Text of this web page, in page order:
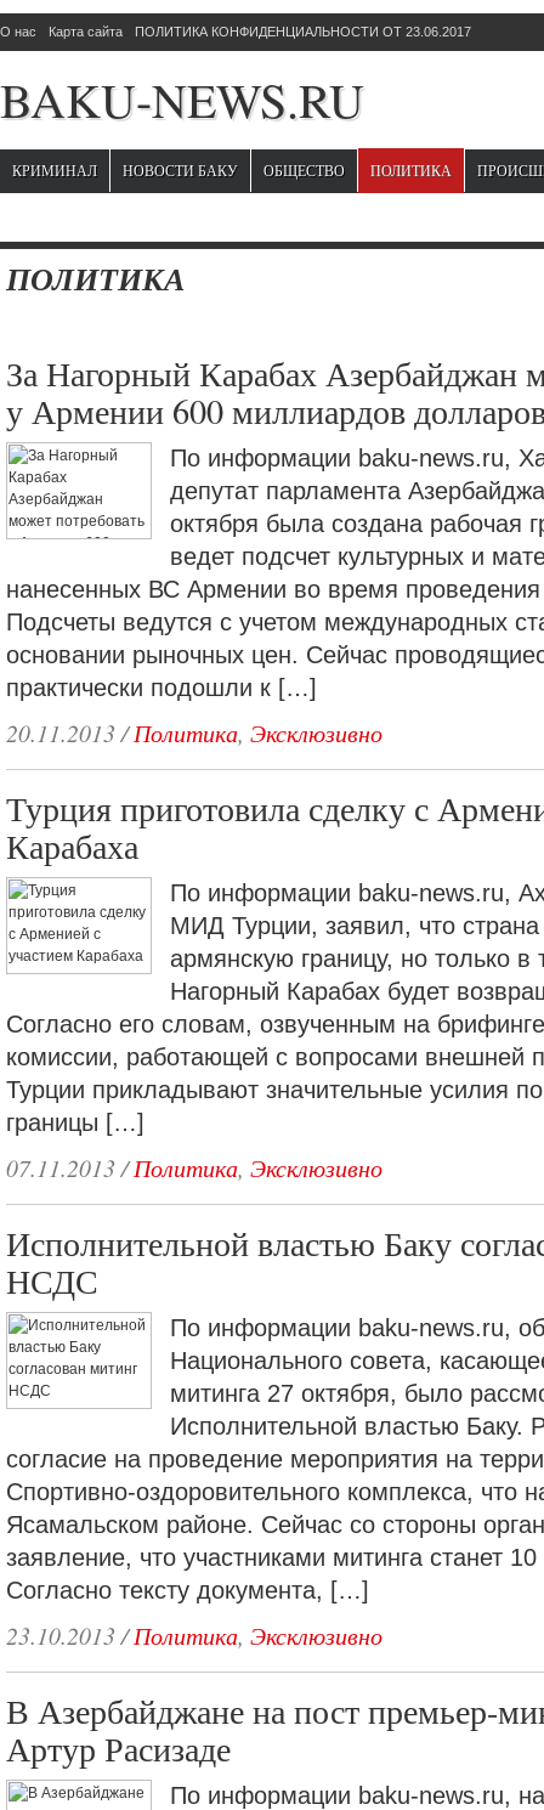
О нас Карта сайта ПОЛИТИКА КОНФИДЕНЦИАЛЬНОСТИ ОТ 23.06.2017
BAKU-NEWS.RU
КРИМИНАЛ НОВОСТИ БАКУ ОБЩЕСТВО ПОЛИТИКА
ПОЛИТИКА
За Нагорный Карабах Азербайджан
у Армении 600 миллиардов
По информации baku-news.ru,
депутат парламента
октября была создана рабочая
ведет подсчет культурных и
нанесенных ВС Армении во время
Подсчеты ведутся с учетом международных
основании рыночных цен. Сейчас
практически подошли к […]
20.11.2013 /Политика, Эксклюзивно
Турция приготовила сделку с
Карабаха
По информации baku-news.ru,
МИД Турции, заявил, что страна
армянскую границу, но только в
Нагорный Карабах будет
Согласно его словам, озвученным на
комиссии, работающей с вопросами внешней
Турции прикладывают значительные усилия
границы […]
07.11.2013 /Политика, Эксклюзивно
Исполнительной властью Баку
НСДС
По информации baku-news.ru,
Национального совета,
митинга 27 октября, было
Исполнительной властью Баку.
согласие на проведение мероприятия на
Спортивно-оздоровительного комплекса, что
Ясамальском районе. Сейчас со стороны
заявление, что участниками митинга станет
Согласно тексту документа, […]
23.10.2013 /Политика, Эксклюзивно
В Азербайджане на пост премьер-
Артур Расизаде
По информации baku-news.ru,